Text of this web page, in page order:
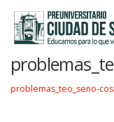
contenido
problemas_teo_seno-